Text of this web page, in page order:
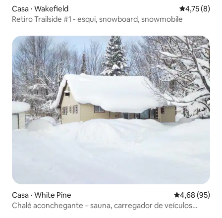
Casa ⋅ Wakefield 4,75 de
4,75 (8)
Retiro Trailside #1 - esqui, snowboard, snowmobile
Casa ⋅ White Pine 4,68 de uma
4,68 (95)
Chalé aconchegante – sauna, carregador de veículos